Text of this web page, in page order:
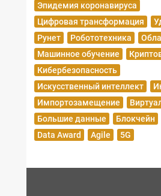
Эпидемия коронавируса
Цифровая трансформация
Рунет
Робототехника
Машинное обучение
Кибербезопасность
Искусственный интеллект
Импортозамещение
Большие данные
Блокчейн
Data Award
Agile 5G